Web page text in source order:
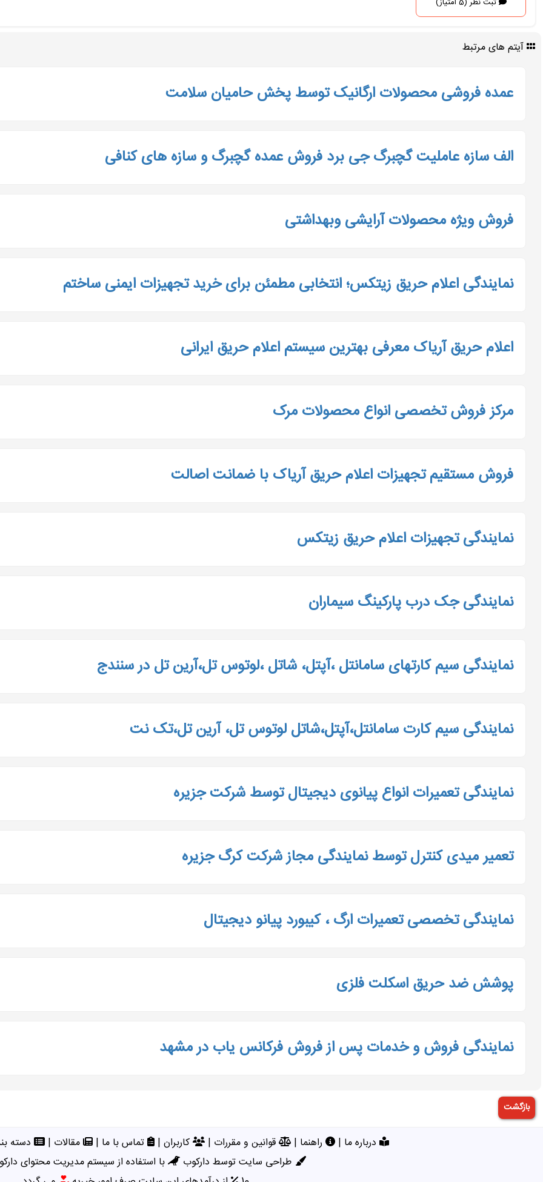
آیتم های مرتبط
عمده فروشی محصولات ارگانیک توسط پخش حامیان سلامت
الف سازه عاملیت گچبرگ جی برد فروش عمده گچبرگ و سازه های کنافی
فروش ویژه محصولات آرایشی وبهداشتی
نمایندگی اعلام حریق زیتکس؛ انتخابی مطمئن برای خرید تجهیزات ایمنی ساختم
اعلام حریق آریاک معرفی بهترین سیستم اعلام حریق ایرانی
مرکز فروش تخصصی انواع محصولات مرک
فروش مستقیم تجهیزات اعلام حریق آریاک با ضمانت اصالت
نمایندگی تجهیزات اعلام حریق زیتکس
نمایندگی جک درب پارکینگ سیماران
نمایندگی سیم کارتهای سامانتل ،آپتل، شاتل ،لوتوس تل،آرین تل در سنندج
نمایندگی سیم کارت سامانتل،آپتل،شاتل لوتوس تل، آرین تل،تک نت
نمایندگی تعمیرات انواع پیانوی دیجیتال توسط شرکت جزیره
تعمیر میدی کنترل توسط نمایندگی مجاز شرکت کرگ جزیره
نمایندگی تخصصی تعمیرات ارگ ، کیبورد پیانو دیجیتال
پوشش ضد حریق اسکلت فلزی
نمایندگی فروش و خدمات پس از فروش فرکانس یاب در مشهد
درباره ما | راهنما | قوانین و مقررات | کاربران | تماس با ما | مقالات |
دسته
طراحی سایت توسط دارکوب
با استفاده از سیستم مدیریت محتوای